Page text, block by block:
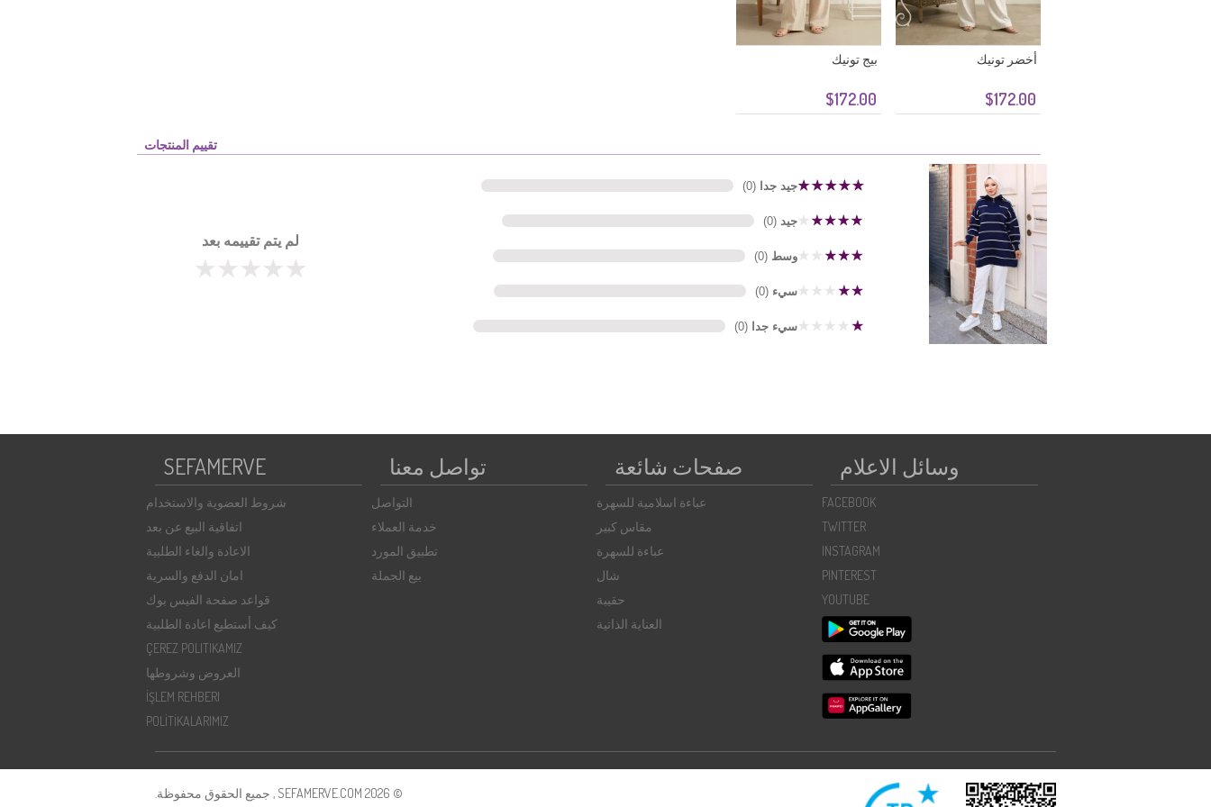
$172.00
أخضر تونيك
$172.00
بيج تونيك
تقييم المنتجات
جيد جدا (0)
جيد (0)
وسط (0)
سيء (0)
سيء جدا (0)
لم يتم تقييمه بعد
SEFAMERVE
شروط العضوية والاستخدام
اتفاقية البيع عن بعد
الاعادة والغاء الطلبية
امان الدفع والسرية
قواعد صفحة الفيس بوك
كيف أستطيع اعادة الطلبية
ÇEREZ POLITIKAMIZ
العروض وشروطها
İŞLEM REHBERI
POLİTİKALARIMIZ
تواصل معنا
التواصل
خدمة العملاء
تطبيق المورد
بيع الجملة
صفحات شائعة
عباءة اسلامية للسهرة
مقاس كبير
عباءة للسهرة
شال
حقيبة
العناية الذاتية
وسائل الاعلام
FACEBOOK
TWITTER
INSTAGRAM
PINTEREST
YOUTUBE
© 2026 SEFAMERVE.COM , جميع الحقوق محفوظة.